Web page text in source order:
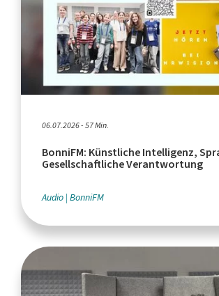
06.07.2026 - 57 Min.
BonniFM: Künstliche Intelligenz,
Gesellschaftliche Verantwortung
Audio BonniFM